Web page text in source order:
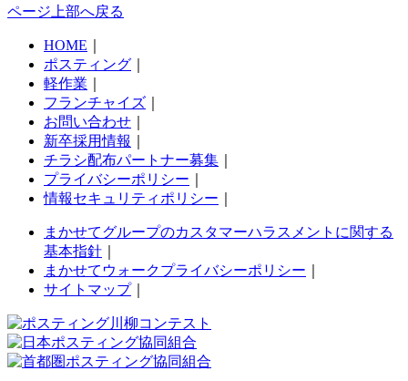
ページ上部へ戻る
HOME
ポスティング
軽作業
フランチャイズ
お問い合わせ
新卒採用情報
チラシ配布パートナー募集
プライバシーポリシー
情報セキュリティポリシー
まかせてグループのカスタマーハラスメントに関する
基本指針
まかせてウォークプライバシーポリシー
サイトマップ｜